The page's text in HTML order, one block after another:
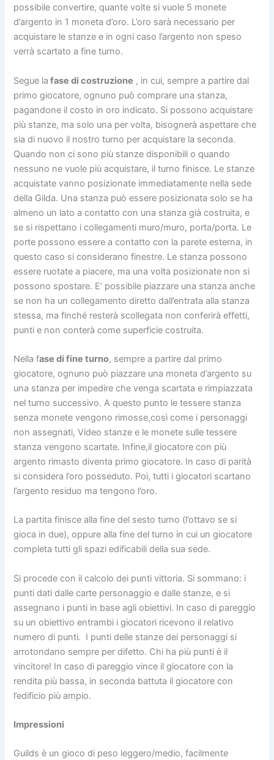
possibile convertire, quante volte si vuole 5 monete
d’argento in 1 moneta d’oro. L’oro sarà necessario per
acquistare le stanze e in ogni caso l’argento non speso
verrà scartato a fine turno.
Segue la fase di costruzione , in cui, sempre a partire dal
primo giocatore, ognuno può comprare una stanza,
pagandone il costo in oro indicato. Si possono acquistare
più stanze, ma solo una per volta, bisognerà aspettare che
sia di nuovo il nostro turno per acquistare la seconda.
Quando non ci sono più stanze disponibili o quando
nessuno ne vuole più acquistare, il turno finisce. Le stanze
acquistate vanno posizionate immediatamente nella sede
della Gilda. Una stanza può essere posizionata solo se ha
almeno un lato a contatto con una stanza già costruita, e
se si rispettano i collegamenti muro/muro, porta/porta. Le
porte possono essere a contatto con la parete esterna, in
questo caso si considerano finestre. Le stanza possono
essere ruotate a piacere, ma una volta posizionate non si
possono spostare. E’ possibile piazzare una stanza anche
se non ha un collegamento diretto dall’entrata alla stanza
stessa, ma finché resterà scollegata non conferirà effetti,
punti e non conterà come superficie costruita.
Nella fase di fine turno, sempre a partire dal primo
giocatore, ognuno può piazzare una moneta d’argento su
una stanza per impedire che venga scartata e rimpiazzata
nel turno successivo. A questo punto le tessere stanza
senza monete vengono rimosse,così come i personaggi
non assegnati, Video stanze e le monete sulle tessere
stanza vengono scartate. Infine,il giocatore con più
argento rimasto diventa primo giocatore. In caso di parità
si considera l’oro posseduto. Poi, tutti i giocatori scartano
l’argento residuo ma tengono l’oro.
La partita finisce alla fine del sesto turno (l’ottavo se si
gioca in due), oppure alla fine del turno in cui un giocatore
completa tutti gli spazi edificabili della sua sede.
Si procede con il calcolo dei punti vittoria. Si sommano: i
punti dati dalle carte personaggio e dalle stanze, e si
assegnano i punti in base agli obiettivi. In caso di pareggio
su un obiettivo entrambi i giocatori ricevono il relativo
numero di punti. I punti delle stanze dei personaggi si
arrotondano sempre per difetto. Chi ha più punti è il
vincitore! In caso di pareggio vince il giocatore con la
rendita più bassa, in seconda battuta il giocatore con
l’edificio più ampio.
Impressioni
Guilds è un gioco di peso leggero/medio, facilmente